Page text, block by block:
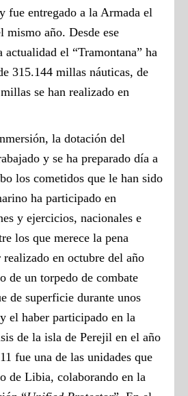
fue entregado a la Armada el
mismo año. Desde ese
actualidad el “Tramontana” ha
315.144 millas náuticas, de
se han realizado en
la dotación del
y se ha preparado día a
los cometidos que le han sido
ha participado en
y ejercicios, nacionales e
los que merece la pena
en octubre del año
de un torpedo de combate
de superficie durante unos
el haber participado en la
de la isla de Perejil en el año
fue una de las unidades que
de Libia, colaborando en la